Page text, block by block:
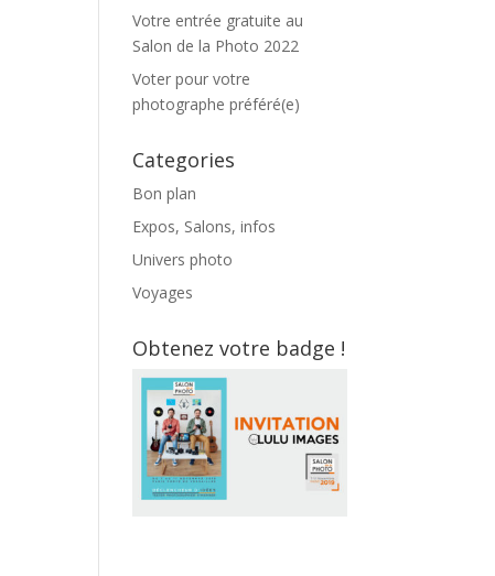
Votre entrée gratuite au
Salon de la Photo 2022
Voter pour votre
photographe préféré(e)
Categories
Bon plan
Expos, Salons, infos
Univers photo
Voyages
Obtenez votre badge !